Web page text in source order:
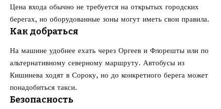
Цена входа обычно не требуется на открытых городских
берегах, но оборудованные зоны могут иметь свои правила.
Как добраться
На машине удобнее ехать через Оргеев и Флорешты или по
альтернативному северному маршруту. Автобусы из
Кишинева ходят в Сороку, но до конкретного берега может
понадобиться такси.
Безопасность